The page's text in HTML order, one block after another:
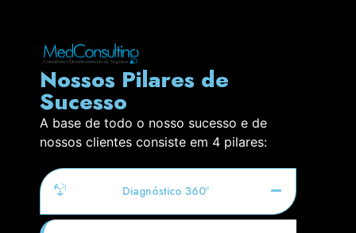
Nossos Pilares de
Sucesso
A base de todo o nosso sucesso e de
nossos clientes consiste em 4 pilares:
Diagnóstico 360º